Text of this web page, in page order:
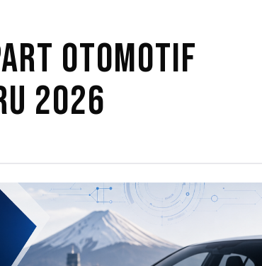
OTOMOTIF
2026